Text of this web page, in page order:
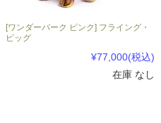
[ワンダーパーク ピンク] フライング・
ピッグ
¥77,000(税込)
在庫 なし